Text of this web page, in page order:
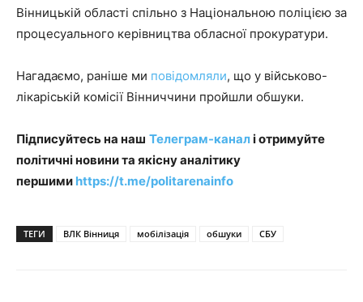
Вінницькій області спільно з Національною поліцією за
процесуального керівництва обласної прокуратури.
Нагадаємо, раніше ми повідомляли, що у військово-
лікаріській комісії Вінниччини пройшли обшуки.
Підписуйтесь на наш Телеграм-каналі отримуйте
політичні новини та якісну аналітику
першими https://t.me/politarenainfo
ТЕГИ ВЛК Вінниця мобілізація обшуки СБУ